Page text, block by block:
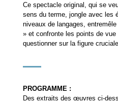
Ce spectacle original, qui se
sens du terme, jongle avec les
niveaux de langages,
» et confronte les points de vue
questionner sur la figure cruciale
PROGRAMME :
Des extraits des œuvres ci-